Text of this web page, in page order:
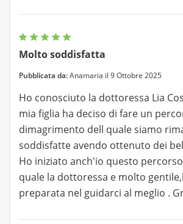
Molto soddisfatta
Pubblicata da:Anamaria il 9 Ottobre 2025
Ho conosciuto la dottoressa Lia
mia figlia ha deciso di fare un
dimagrimento dell quale siamo
soddisfatte avendo ottenuto dei
Ho iniziato anch'io questo
quale la dottoressa e molto
preparata nel guidarci al meglio .